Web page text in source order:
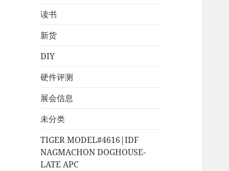
读书
新货
DIY
硬件评测
展会信息
未分类
TIGER MODEL#4616|IDF
NAGMACHON DOGHOUSE-
LATE APC